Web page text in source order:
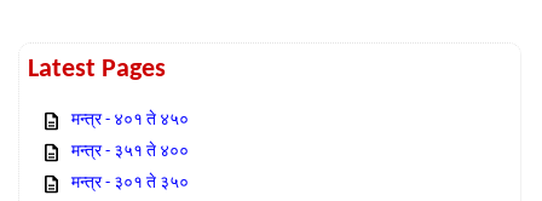
Latest Pages
मन्त्र - ४०१ ते ४५०
मन्त्र - ३५१ ते ४००
मन्त्र - ३०१ ते ३५०